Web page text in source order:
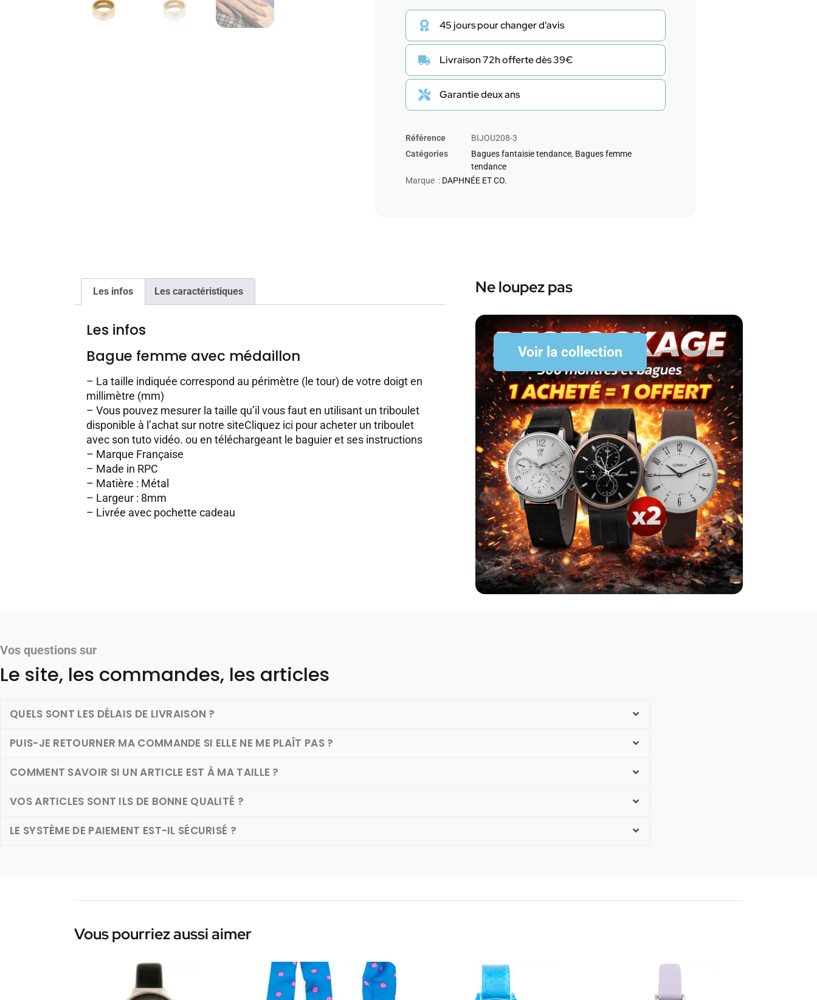
45 jours pour changer d'avis
Livraison 72h offerte dès 39€
Garantie deux ans
Référence
BIJOU208-3
Catégories
Bagues fantaisie tendance, Bagues femme
tendance
Marque : DAPHNÉE ET CO.
Les infos Les caractéristiques
Les infos
Bague femme avec médaillon
– La taille indiquée correspond au périmètre (le tour) de votre doigt en
millimètre (mm)
– Vous pouvez mesurer la taille qu’il vous faut en utilisant un triboulet
disponible à l’achat sur notre siteCliquez ici pour acheter un triboulet
avec son tuto vidéo. ou en téléchargeant le baguier et ses instructions
– Marque Française
– Made in RPC
– Matière : Métal
– Largeur : 8mm
– Livrée avec pochette cadeau
Ne loupez pas
Voir la collection
Vos questions sur
Le site, les commandes, les articles
QUELS SONT LES DÉLAIS DE LIVRAISON ?
PUIS-JE RETOURNER MA COMMANDE SI ELLE NE ME PLAÎT PAS ?
COMMENT SAVOIR SI UN ARTICLE EST À MA TAILLE ?
VOS ARTICLES SONT ILS DE BONNE QUALITÉ ?
LE SYSTÈME DE PAIEMENT EST-IL SÉCURISÉ ?
Vous pourriez aussi aimer